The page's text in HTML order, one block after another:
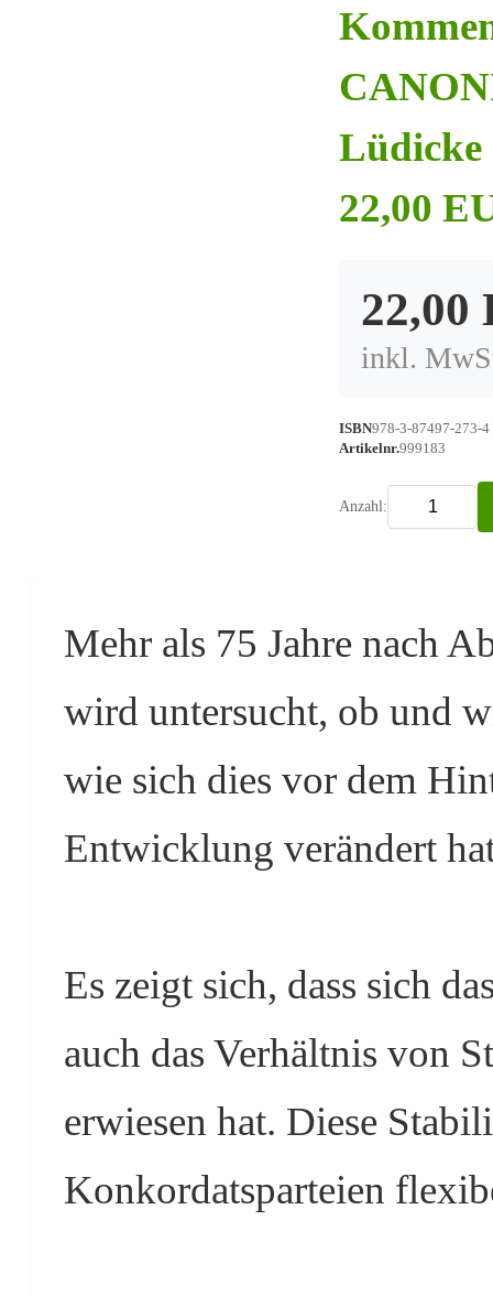
Lüdicke
22,00
22,00
inkl.
ISBN978-3-87497-273-4
Artikelnr.999183
Anzahl:
Mehr als 75 Jahre nach
wird untersucht, ob und
wie sich dies vor dem
Entwicklung verändert
Es zeigt sich, dass sich
auch das Verhältnis von
erwiesen hat. Diese
Konkordatsparteien